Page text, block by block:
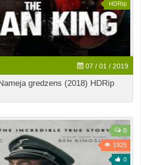
HDRip
07 / 01 / 2019
gredzens (2018) HDRip
0
1925
0